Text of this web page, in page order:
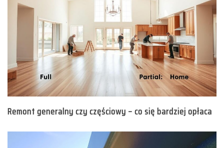
Remont generalny czy częściowy – co się bardziej opłaca